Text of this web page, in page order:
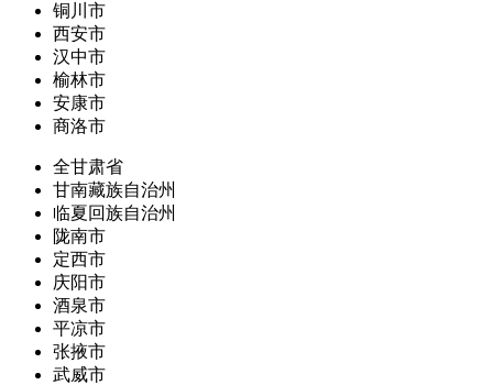
铜川市
西安市
汉中市
榆林市
安康市
商洛市
全甘肃省
甘南藏族自治州
临夏回族自治州
陇南市
定西市
庆阳市
酒泉市
平凉市
张掖市
武威市